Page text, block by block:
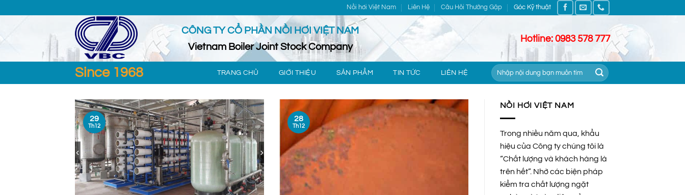
Nồi hơi Việt Nam Liên Hệ Câu Hỏi Thường Gặp Góc Kỹ thuật
CÔNG TY CỔ PHẦN NỒI HƠI VIỆT NAM
Vietnam Boiler Joint Stock Company
Hotline: 0983 578 777
Since 1968 TRANG CHỦ GIỚI THIỆU SẢN PHẨM TIN TỨC LIÊN HỆ
Tìm
kiếm:
29
Th12
28
Th12
NỒI HƠI VIỆT NAM
Trong nhiều năm qua, khẩu
hiệu của Công ty chúng tôi là
“Chất lượng và khách hàng là
trên hết”. Nhờ các biện pháp
kiểm tra chất lượng ngặt